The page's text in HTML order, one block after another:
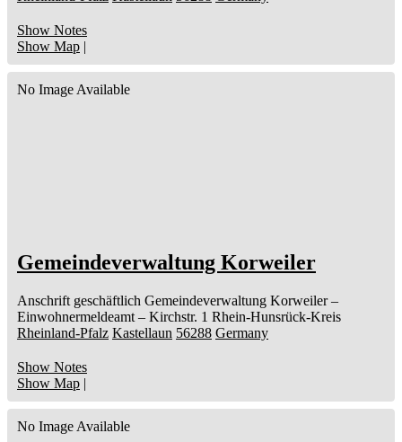
Show Notes
Show Map
No Image Available
Gemeindeverwaltung Korweiler
Anschrift geschäftlich Gemeindeverwaltung Korweiler –
Einwohnermeldeamt – Kirchstr. 1 Rhein-Hunsrück-Kreis
Rheinland-Pfalz Kastellaun 56288 Germany
Show Notes
Show Map |
No Image Available